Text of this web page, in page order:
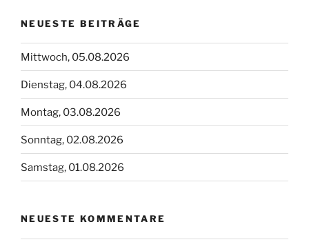
NEUESTE BEITRÄGE
Mittwoch, 05.08.2026
Dienstag, 04.08.2026
Montag, 03.08.2026
Sonntag, 02.08.2026
Samstag, 01.08.2026
NEUESTE KOMMENTARE